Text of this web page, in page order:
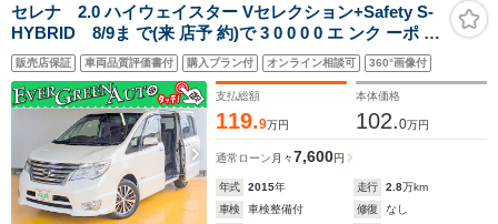
セレナ 2.0 ハイウェイスター Vセレクション+Safety S-
HYBRID 8/9ま で(来 店予 約)で 3 0 0 0 0 エ ンク ーポ ン
プ レゼ ント 禁煙車 純正SDナビ 衝突軽減ブレーキ 両側
自動ドア バックカメラ Bluetooth クルコン ETC インテ
リキー 車線逸脱警報 LEDライト フォグ フルエアロ
販売店保証 車両品質評価書付 購入プラン付 オンライン相談可 360°画像付
支払総額
119.9万円
本体価格
102.0万円
通常ローン 月々7,600円
年式 2015年 走行 2.8万km
車検
車検整備付 修復
なし